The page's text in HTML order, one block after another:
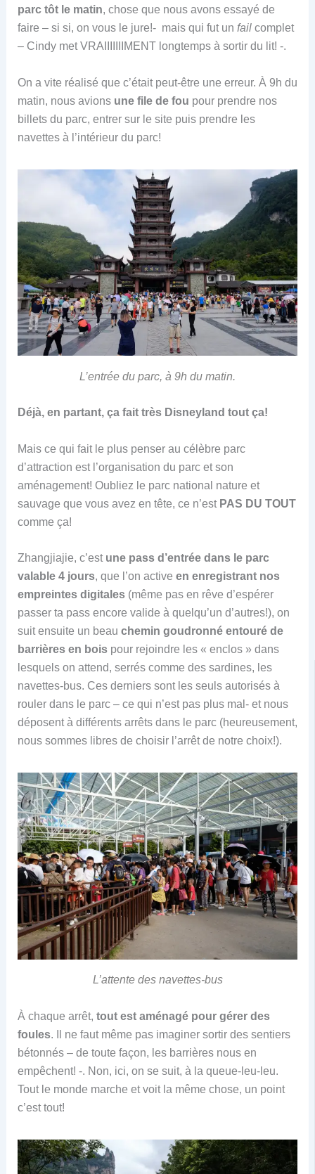
parc tôt le matin, chose que nous avons essayé de
faire – si si, on vous le jure!- mais qui fut un failcomplet
– Cindy met VRAIIIIIIIMENT longtemps à sortir du lit! -.
On a vite réalisé que c’était peut-être une erreur. À 9h du
matin, nous avions une file de fou pour prendre nos
billets du parc, entrer sur le site puis prendre les
navettes à l’intérieur du parc!
L’entrée du parc, à 9h du matin.
Déjà, en partant, ça fait très Disneyland tout ça!
Mais ce qui fait le plus penser au célèbre parc
d’attraction est l’organisation du parc et son
aménagement! Oubliez le parc national nature et
sauvage que vous avez en tête, ce n’est PAS DU TOUT
comme ça!
Zhangjiajie, c’est une pass d’entrée dans le parc
valable 4 jours, que l’on active en enregistrant nos
empreintes digitales(même pas en rêve d’espérer
passer ta pass encore valide à quelqu’un d’autres!), on
suit ensuite un beau chemin goudronné entouré de
barrières en boispour rejoindre les « enclos » dans
lesquels on attend, serrés comme des sardines, les
navettes-bus. Ces derniers sont les seuls autorisés à
rouler dans le parc – ce qui n’est pas plus mal- et nous
déposent à différents arrêts dans le parc (heureusement,
nous sommes libres de choisir l’arrêt de notre choix!).
L’attente des navettes-bus
À chaque arrêt, tout est aménagé pour gérer des
foules. Il ne faut même pas imaginer sortir des sentiers
bétonnés – de toute façon, les barrières nous en
empêchent! -. Non, ici, on se suit, à la queue-leu-leu.
Tout le monde marche et voit la même chose, un point
c’est tout!